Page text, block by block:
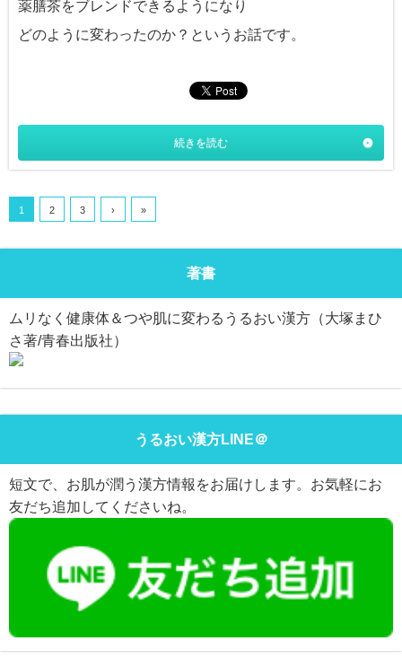
薬膳茶をブレンドできるようになり
どのように変わったのか？というお話です。
続きを読む
1 2 3 › »
著書
ムリなく健康体＆つや肌に変わるうるおい漢方（大塚まひ
さ著/青春出版社）
うるおい漢方LINE＠
短文で、お肌が潤う漢方情報をお届けします。お気軽にお
友だち追加してくださいね。